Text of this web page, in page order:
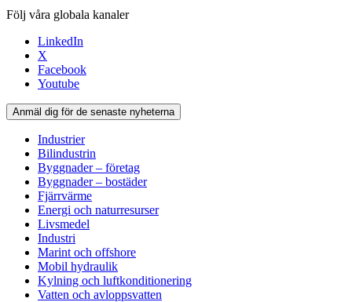
Följ våra globala kanaler
LinkedIn
X
Facebook
Youtube
Anmäl dig för de senaste nyheterna
Industrier
Bilindustrin
Byggnader – företag
Byggnader – bostäder
Fjärrvärme
Energi och naturresurser
Livsmedel
Industri
Marint och offshore
Mobil hydraulik
Kylning och luftkonditionering
Vatten och avloppsvatten